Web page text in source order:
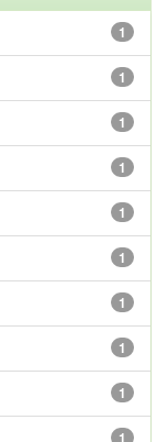
1
1
1
1
1
1
1
1
1
1